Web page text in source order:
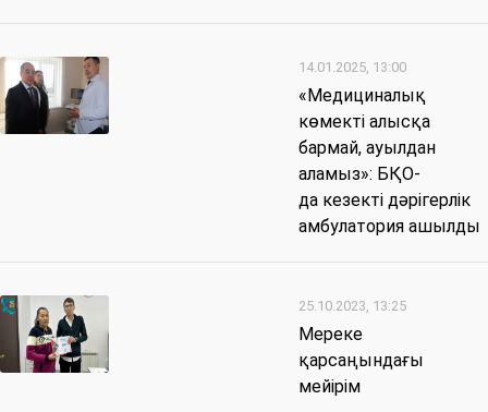
14.01.2025, 13:00
«Медициналық
көмекті алысқа
бармай, ауылдан
аламыз»: БҚО-
да кезекті дәрігерлік
амбулатория ашылды
25.10.2023, 13:25
Мереке
қарсаңындағы
мейірім